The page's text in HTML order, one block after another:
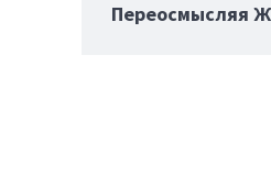
Переосмысляя